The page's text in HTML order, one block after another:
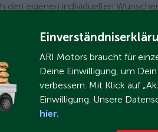
eigenen individuellen
sucht – etwa für Kurzstrecken,
bei Platz, Verarbeitung und
ARI Motors braucht für
Deine Einwilligung, um
verbessern. Mit Klick auf
Einwilligung. Unsere
hier.